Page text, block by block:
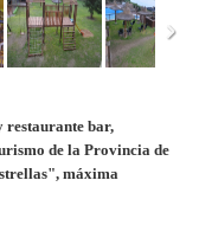
restaurante bar,
de la Provincia de
máxima